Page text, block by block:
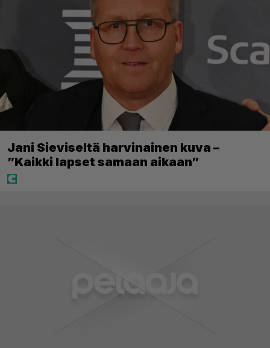
Jani Sieviseltä harvinainen kuva –
”Kaikki lapset samaan aikaan”